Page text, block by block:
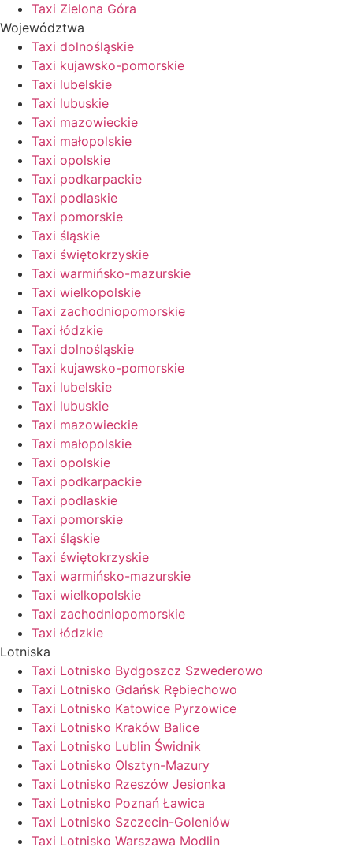
Taxi Zielona Góra
Województwa
Taxi dolnośląskie
Taxi kujawsko-pomorskie
Taxi lubelskie
Taxi lubuskie
Taxi mazowieckie
Taxi małopolskie
Taxi opolskie
Taxi podkarpackie
Taxi podlaskie
Taxi pomorskie
Taxi śląskie
Taxi świętokrzyskie
Taxi warmińsko-mazurskie
Taxi wielkopolskie
Taxi zachodniopomorskie
Taxi łódzkie
Taxi dolnośląskie
Taxi kujawsko-pomorskie
Taxi lubelskie
Taxi lubuskie
Taxi mazowieckie
Taxi małopolskie
Taxi opolskie
Taxi podkarpackie
Taxi podlaskie
Taxi pomorskie
Taxi śląskie
Taxi świętokrzyskie
Taxi warmińsko-mazurskie
Taxi wielkopolskie
Taxi zachodniopomorskie
Taxi łódzkie
Lotniska
Taxi Lotnisko Bydgoszcz Szwederowo
Taxi Lotnisko Gdańsk Rębiechowo
Taxi Lotnisko Katowice Pyrzowice
Taxi Lotnisko Kraków Balice
Taxi Lotnisko Lublin Świdnik
Taxi Lotnisko Olsztyn-Mazury
Taxi Lotnisko Rzeszów Jesionka
Taxi Lotnisko Poznań Ławica
Taxi Lotnisko Szczecin-Goleniów
Taxi Lotnisko Warszawa Modlin